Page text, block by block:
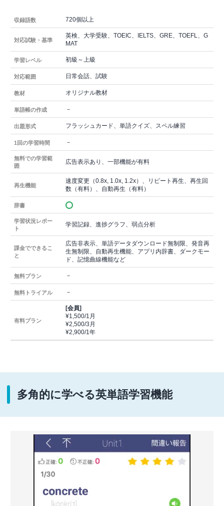
収録語数 720個以上
対応試験・基準
英検、大学受験、TOEIC、IELTS、GRE、TOEFL、G
MAT
学習レベル 初級～上級
対応範囲 日常会話、試験
教材 オリジナル教材
単語帳の作成 －
出題形式 フラッシュカード、単語クイズ、スペル練習
1回の学習時間 －
無料での学習範
囲
広告表示あり、一部機能が有料
再生機能
速度変更（0.8x, 1.0x, 1.2x）、リピート再生、再生回
数（有料）、自動再生（有料）
辞書
学習状況レポー
ト
学習記録、進捗グラフ、弱点分析
課金でできるこ
と
広告非表示、単語データダウンロード無制限、発音再
生無制限、自動再生機能、アプリ内辞書、ダークモー
ド、記憶曲線機能など
無料プラン －
無料トライアル －
有料プラン
[会員]
¥1,500/1月
¥2,500/3月
¥2,900/1年
多角的に学べる英単語学習機能